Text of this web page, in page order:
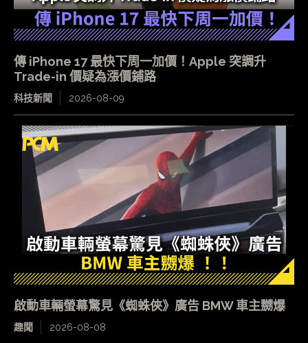
傳 iPhone 17 最快下周一加價！Apple 突調升
Trade-in 價疑為漲價鋪路
科技新聞 2026-08-09
啟動車輛螢幕驚見《蜘蛛俠》廣告 BMW 車主嬲爆
趣聞 2026-08-08